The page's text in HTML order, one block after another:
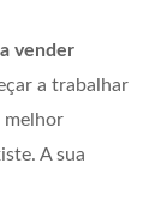
vender
a trabalhar
melhor
A sua